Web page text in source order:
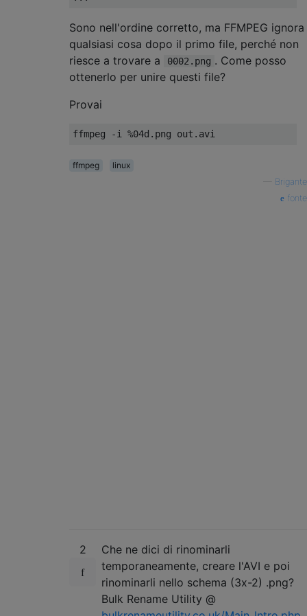
Sono nell'ordine corretto, ma FFMPEG ignora
qualsiasi cosa dopo il primo file, perché non
riesce a trovare a
0002.png . Come posso
ottenerlo per unire questi file?
Provai
ffmpeg
linux
Brigante
fonte
2
Che ne dici di rinominarli
temporaneamente, creare l'AVI e poi
rinominarli nello schema (3x-2) .png?
Bulk Rename Utility @